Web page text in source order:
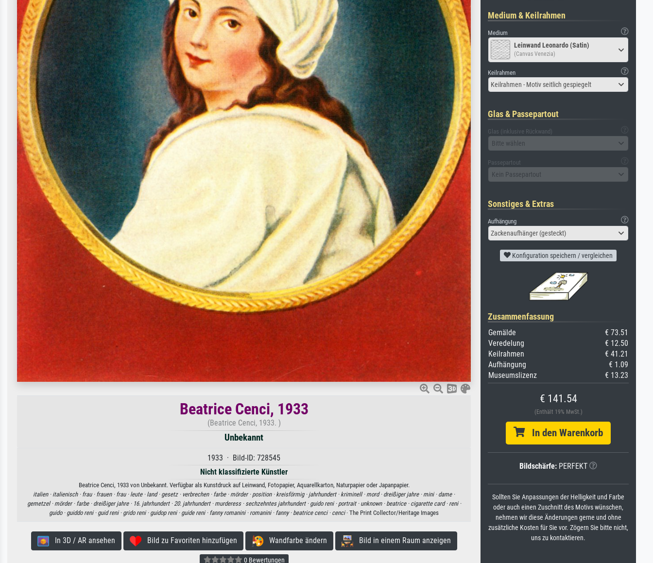
Beatrice Cenci, 1933
(Beatrice Cenci, 1933. )
Unbekannt
1933 · Bild-ID: 728545
Nicht klassifizierte Künstler
Beatrice Cenci, 1933 von Unbekannt. Verfügbar als Kunstdruck auf Leinwand, Fotopapier, Aquarellkarton, Naturpapier oder Japanpapier.
italien · italienisch · frau · frauen · frau · leute · land · gesetz · verbrechen · farbe · mörder · position · kreisförmig · jahrhundert · kriminell · mord · dreißiger jahre · mini · dame ·
gemetzel · mörder · farbe · dreißiger jahre · 16. jahrhundert ·20. jahrhundert · murderess · sechzehntes jahrhundert · guido reni · portrait · unknown · beatrice · cigarette card · reni ·
guido · guiddo reni · guid reni · grido reni · guidop reni · guide reni · fanny romanini · romanini · fanny · beatrice cenci · cenci· The Print Collector/Heritage Images
In 3D / AR ansehen Bild zu Favoriten hinzufügen Wandfarbe ändern Bild in einem Raum anzeigen
0 Bewertungen
Medium & Keilrahmen
Medium
Leinwand Leonardo (Satin)
(Canvas Venezia)
Keilrahmen
Keilrahmen - Motiv seitlich gespiegelt
Glas & Passepartout
Glas (inklusive Rückwand)
Bitte wählen
Passepartout
Kein Passepartout
Sonstiges & Extras
Aufhängung
Zackenaufhänger (gesteckt)
Konfiguration speichern / vergleichen
Zusammenfassung
Gemälde
€ 73.51
Veredelung
€ 12.50
Keilrahmen
€ 41.21
Aufhängung
€ 1.09
Museumslizenz
€ 13.23
€ 141.54
(Enthält 19% MwSt.)
In den Warenkorb
Bildschärfe: PERFEKT
Sollten Sie Anpassungen der Helligkeit und Farbe
oder auch einen Zuschnitt des Motivs wünschen,
nehmen wir diese Änderungen gerne und ohne
zusätzliche Kosten für Sie vor. Zögern Sie bitte nicht,
uns zu kontaktieren.